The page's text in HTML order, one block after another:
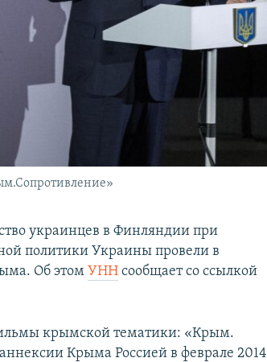
украинцев в Финляндии при
политики Украины провели в
Об этомУНН сообщает со ссылкой
крымской тематики: «Крым.
Крыма Россией в феврале 2014